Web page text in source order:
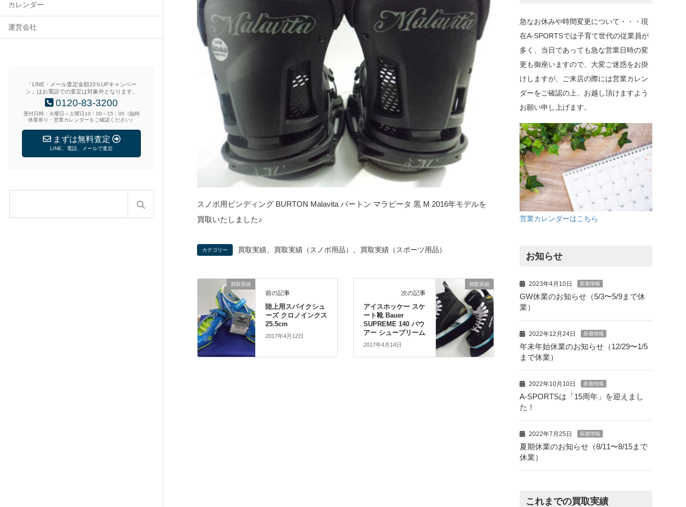
カレンダー
運営会社
「LINE・メール査定金額10％UPキャンペー
ン」はお電話での査定は対象外となります。
0120-83-3200
受付日時：火曜日～土曜日10：00～15：00（臨時
休業有り・営業カレンダーをご確認ください）
まずは無料査定
LINE、電話、メールで査定
スノボ用ビンディング BURTON Malavita バートン マラビータ 黒 M 2016年モデルを
買取いたしました♪
カテゴリー 買取実績 買取実績（スノボ用品） 買取実績（スポーツ用品）
買取実績
前の記事
陸上用スパイクシュ
ーズ クロノインクス
25.5cm
2017年4月12日
買取実績
次の記事
アイスホッケー スケ
ート靴 Bauer
SUPREME 140 バウ
アー シュープリーム
2017年4月14日
急なお休みや時間変更について・・・現
在A-SPORTSでは子育て世代の従業員が
多く、当日であっても急な営業日時の変
更も御座いますので、大変ご迷惑をお掛
けしますが、ご来店の際には営業カレン
ダーをご確認の上、お越し頂けますよう
お願い申し上げます。
営業カレンダーはこちら
お知らせ
2023年4月10日 新着情報
GW休業のお知らせ（5/3〜5/9まで休
業）
2022年12月24日 新着情報
年末年始休業のお知らせ（12/29〜1/5
まで休業）
2022年10月10日 新着情報
A-SPORTSは「15周年」を迎えまし
た！
2022年7月25日 新着情報
夏期休業のお知らせ（8/11〜8/15まで
休業）
これまでの買取実績